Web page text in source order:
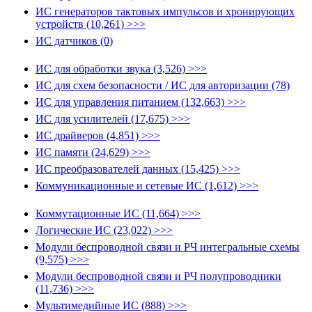
ИС генераторов тактовых импульсов и хронирующих
устройств (10,261) >>>
ИС датчиков (0)
ИС для обработки звука (3,526) >>>
ИС для схем безопасности / ИС для авторизации (78)
ИС для управления питанием (132,663) >>>
ИС для усилителей (17,675) >>>
ИС драйверов (4,851) >>>
ИС памяти (24,629) >>>
ИС преобразователей данных (15,425) >>>
Коммуникационные и сетевые ИС (1,612) >>>
Коммутационные ИС (11,664) >>>
Логические ИС (23,022) >>>
Модули беспроводной связи и РЧ интегральные схемы
(9,575) >>>
Модули беспроводной связи и РЧ полупроводники
(11,736) >>>
Мультимедийные ИС (888) >>>